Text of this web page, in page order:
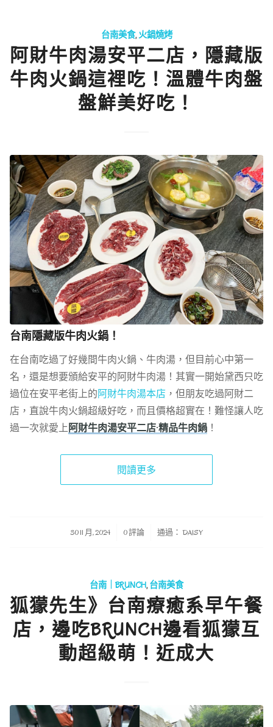
台南美食,火鍋燒烤
阿財牛肉湯安平二店，隱藏版
牛肉火鍋這裡吃！溫體牛肉盤
盤鮮美好吃！
台南隱藏版牛肉火鍋！
在台南吃過了好幾間牛肉火鍋、牛肉湯，但目前心中第一
名，還是想要頒給安平的阿財牛肉湯！其實一開始黛西只吃
過位在安平老街上的阿財牛肉湯本店，但朋友吃過阿財二
店，直說牛肉火鍋超級好吃，而且價格超實在！難怪讓人吃
過一次就愛上阿財牛肉湯安平二店·精品牛肉鍋！
閱讀更多
30 11 月, 2024
/ 0 評論 通過： DAISY
台南｜BRUNCH,台南美食
狐獴先生》台南療癒系早午餐
店，邊吃BRUNCH邊看狐獴互
動超級萌！近成大